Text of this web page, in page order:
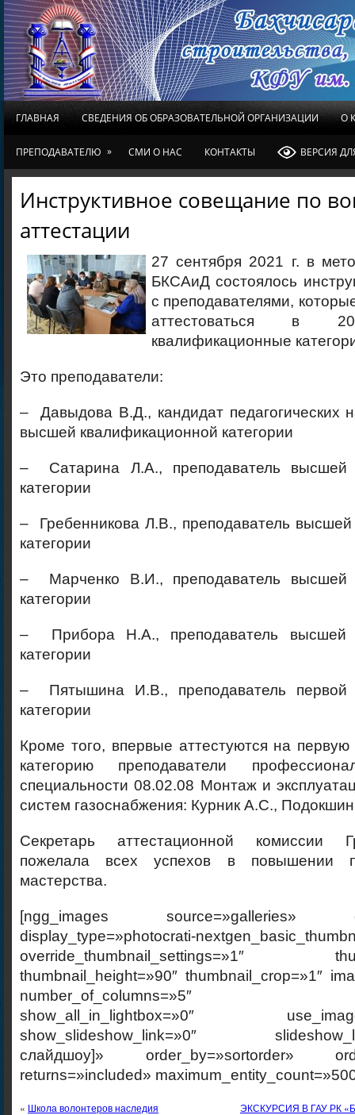
ГЛАВНАЯ СВЕДЕНИЯ ОБ ОБРАЗОВАТЕЛЬНОЙ ОРГАНИЗАЦИИ О
ПРЕПОДАВАТЕЛЮ » СМИ О НАС КОНТАКТЫ ВЕРСИЯ
Инструктивное совещание по
аттестации
27 сентября 2021 г. в
БКСАиД состоялось
с преподавателями,
аттестоваться в
квалификационные
Это преподаватели:
– Давыдова В.Д., кандидат педагогических
высшей квалификационной категории
– Сатарина Л.А., преподаватель высшей
категории
– Гребенникова Л.В., преподаватель
категории
– Марченко В.И., преподаватель высшей
категории
– Прибора Н.А., преподаватель высшей
категории
– Пятышина И.В., преподаватель первой
категории
Кроме того, впервые аттестуются на
категорию преподаватели
специальности 08.02.08 Монтаж и
систем газоснабжения: Курник А.С.,
Секретарь аттестационной комиссии
пожелала всех успехов в повышении
мастерства.
[ngg_images source=»galleries»
display_type=»photocrati-
override_thumbnail_settings=»1″
thumbnail_height=»90″ thumbnail_crop=»1″
number_of_columns=»5″
show_all_in_lightbox=»0″
show_slideshow_link=»0″
слайдшоу]» order_by=»sortorder»
returns=»included»
« Школа волонтеров наследия ЭКСКУРСИЯ В ГАУ РК